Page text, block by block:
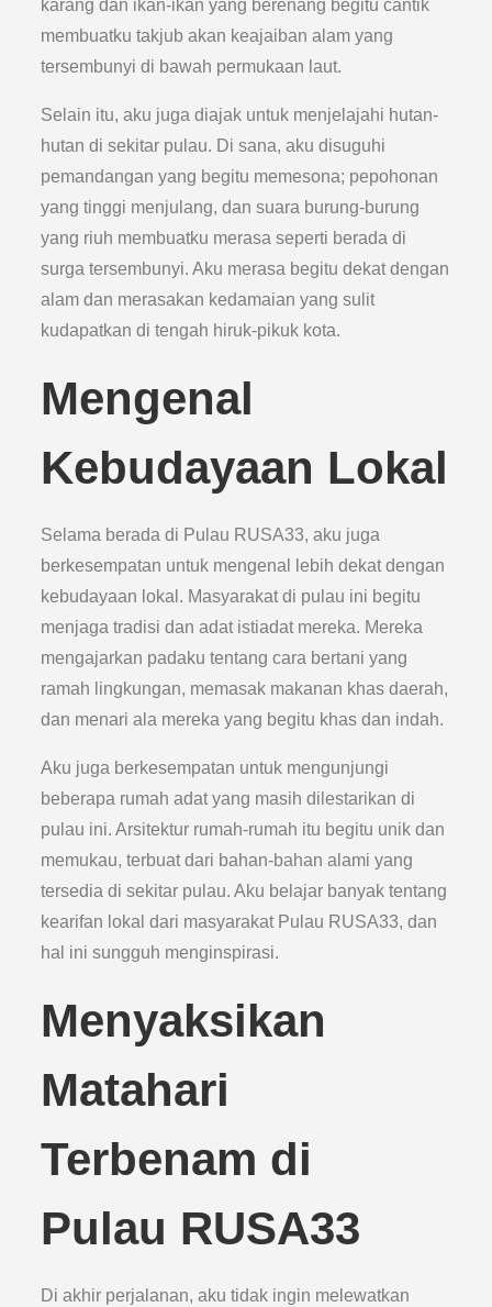
karang dan ikan-ikan yang berenang begitu cantik
membuatku takjub akan keajaiban alam yang
tersembunyi di bawah permukaan laut.
Selain itu, aku juga diajak untuk menjelajahi hutan-
hutan di sekitar pulau. Di sana, aku disuguhi
pemandangan yang begitu memesona; pepohonan
yang tinggi menjulang, dan suara burung-burung
yang riuh membuatku merasa seperti berada di
surga tersembunyi. Aku merasa begitu dekat dengan
alam dan merasakan kedamaian yang sulit
kudapatkan di tengah hiruk-pikuk kota.
Mengenal
Kebudayaan Lokal
Selama berada di Pulau RUSA33, aku juga
berkesempatan untuk mengenal lebih dekat dengan
kebudayaan lokal. Masyarakat di pulau ini begitu
menjaga tradisi dan adat istiadat mereka. Mereka
mengajarkan padaku tentang cara bertani yang
ramah lingkungan, memasak makanan khas daerah,
dan menari ala mereka yang begitu khas dan indah.
Aku juga berkesempatan untuk mengunjungi
beberapa rumah adat yang masih dilestarikan di
pulau ini. Arsitektur rumah-rumah itu begitu unik dan
memukau, terbuat dari bahan-bahan alami yang
tersedia di sekitar pulau. Aku belajar banyak tentang
kearifan lokal dari masyarakat Pulau RUSA33, dan
hal ini sungguh menginspirasi.
Menyaksikan
Matahari
Terbenam di
Pulau RUSA33
Di akhir perjalanan, aku tidak ingin melewatkan